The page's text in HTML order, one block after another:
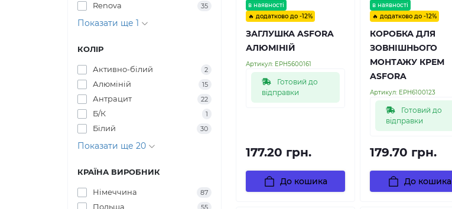
Renova 35
Показати ще 1
КОЛІР
Активно-білий 2
Алюміній 15
Антрацит 22
Б/К 1
Білий 30
Показати ще 20
КРАЇНА ВИРОБНИК
Німеччина 87
Польща 55
в наявності
🔥 додатково до -12%
ЗАГЛУШКА ASFORA
АЛЮМІНІЙ
Артикул: EPH5600161
Готовий до
відправки
177.20 грн.
До кошика
в наявності
🔥 додатково до -12%
КОРОБКА ДЛЯ
ЗОВНІШНЬОГО
МОНТАЖУ КРЕМ
ASFORA
Артикул: EPH6100123
Готовий до
відправки
179.70 грн.
До кошика